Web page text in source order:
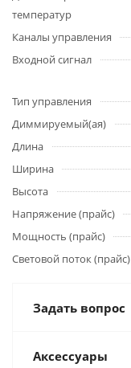
температур
Каналы управления
Входной сигнал
Тип управления
Диммируемый(ая)
Длина
Ширина
Высота
Напряжение (прайс)
Мощность (прайс)
Световой поток (прайс)
Задать вопрос
Аксессуары